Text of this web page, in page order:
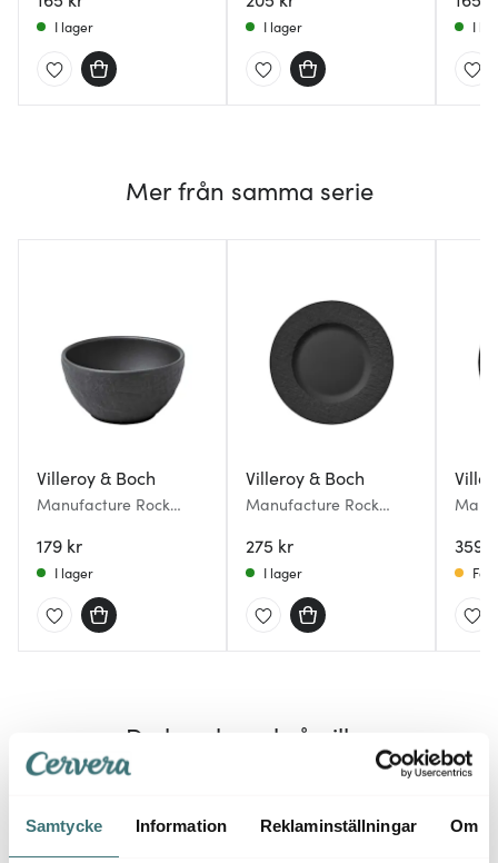
Samtycke Information Reklaminställningar Om
I lager I lager I
Mer från samma serie
Villeroy & Boch
Manufacture Rock
179 kr
I lager
Villeroy & Boch
Manufacture Rock
275 kr
I lager
359
Få
Du kanske också gillar
48%